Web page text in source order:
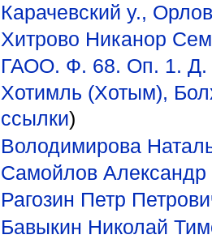
Карачевский у.,
Хитрово Никанор
ГАОО. Ф. 68. Оп. 1. Д.
Хотимль (Хотым),
ссылки)
Володимирова
Самойлов Александр
Рагозин Петр
Бавыкин Николай